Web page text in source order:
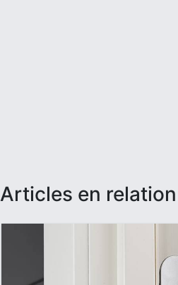
articles en relation